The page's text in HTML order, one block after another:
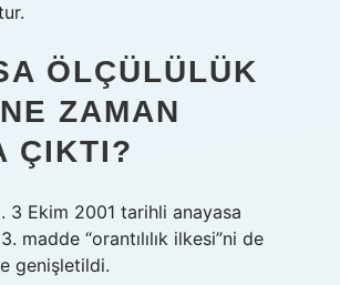
ÖLÇÜLÜLÜK
ZAMAN
ÇIKTI?
3 Ekim 2001 tarihli anayasa
madde “orantılılık ilkesi”ni de
genişletildi.